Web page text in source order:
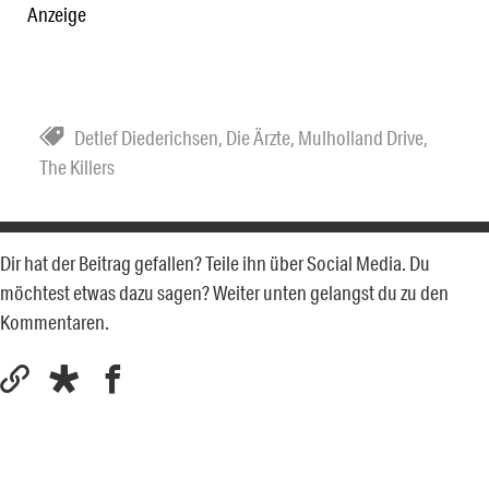
Anzeige
Detlef Diederichsen, Die Ärzte, Mulholland Drive,
The Killers
Dir hat der Beitrag gefallen? Teile ihn über Social Media. Du
möchtest etwas dazu sagen? Weiter unten gelangst du zu den
Kommentaren.